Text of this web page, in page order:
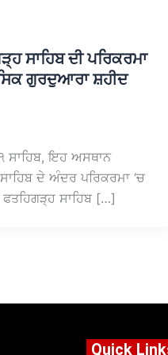
ਸਾਹਿਬ ਦੀ ਪਰਿਕਰਮਾ
ਗੁਰਦੁਆਰਾ ਸ਼ਹੀਦ
ਸਾਹਿਬ, ਇਹ ਅਸਥਾਨ
ਦੇ ਅੰਦਰ ਪਰਿਕਰਮਾ ‘ਚ
ਸਾਹਿਬ […]
Quick